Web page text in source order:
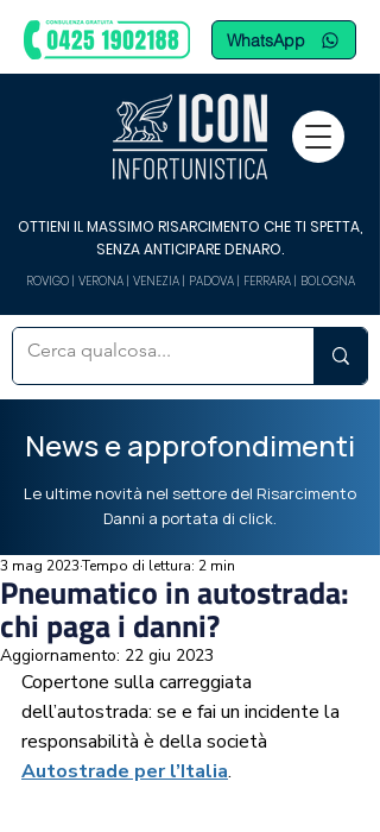
WhatsApp
OTTIENI IL MASSIMO RISARCIMENTO CHE TI SPETTA,
SENZA ANTICIPARE DENARO.
ROVIGO | VERONA | VENEZIA | PADOVA | FERRARA | BOLOGNA
News e approfondimenti
Le ultime novità nel settore del Risarcimento
Danni a portata di click.
Pneumatico in autostrada:
chi paga i danni?
3 mag 2023Tempo di lettura: 2 min
Aggiornamento: 22 giu 2023
Copertone sulla carreggiata
dell’autostrada: se e fai un incidente la
responsabilità è della società
Autostrade per l’Italia.